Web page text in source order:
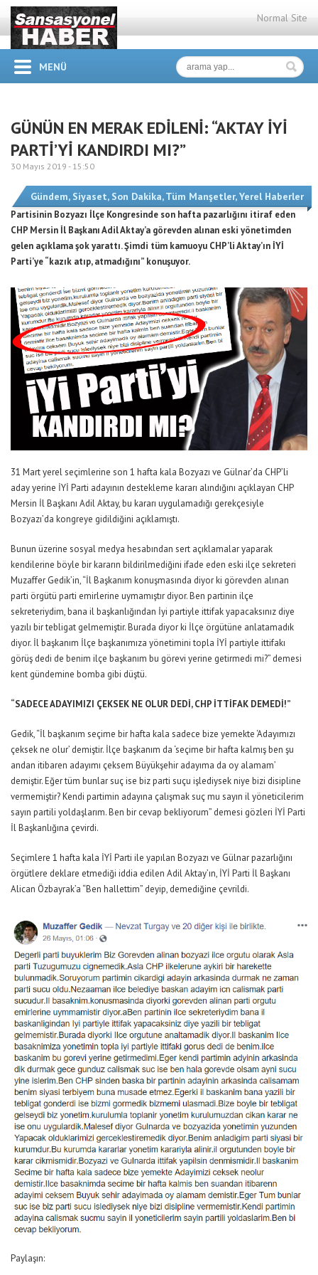
Normal Site
MENÜ
GÜNÜN EN MERAK EDİLENİ: “AKTAY İYİ
PARTİ’Yİ KANDIRDI MI?”
30 Mayıs 2019 - 15:50
Gündem, Siyaset, Son Dakika,Tüm Manşetler,Yerel Haberler
Partisinin Bozyazı İlçe Kongresinde son hafta pazarlığını itiraf eden
CHP Mersin İl Başkanı Adil Aktay’a görevden alınan eski yönetimden
gelen açıklama şok yarattı. Şimdi tüm kamuoyu CHP’li Aktay’ın İYİ
Parti’ye “kazık atıp, atmadığını” konuşuyor.
31 Mart yerel seçimlerine son 1 hafta kala Bozyazı ve Gülnar’da CHP’li
aday yerine İYİ Parti adayının destekleme kararı alındığını açıklayan CHP
Mersin İl Başkanı Adil Aktay, bu kararı uygulamadığı gerekçesiyle
Bozyazı’da kongreye gidildiğini açıklamıştı.
Bunun üzerine sosyal medya hesabından sert açıklamalar yaparak
kendilerine böyle bir kararın bildirilmediğini ifade eden eski ilçe sekreteri
Muzaffer Gedik’in, “İl Başkanım konuşmasında diyor ki görevden alınan
parti örgütü parti emirlerine uymamıştır diyor. Ben partinin ilçe
sekreteriydim, bana il başkanlığından İyi partiyle ittifak yapacaksınız diye
yazılı bir tebligat gelmemiştir. Burada diyor ki İlçe örgütüne anlatamadık
diyor. İl başkanım İlçe başkanımıza yönetimini topla İYİ partiyle ittifakı
görüş dedi de benim ilçe başkanım bu görevi yerine getirmedi mi?” demesi
kent gündemine bomba gibi düştü.
“SADECE ADAYIMIZI ÇEKSEK NE OLUR DEDİ, CHP İTTİFAK DEMEDİ!”
Gedik, “İl başkanım seçime bir hafta kala sadece bize yemekte ‘Adayımızı
çeksek ne olur’ demiştir. İlçe başkanım da ‘seçime bir hafta kalmış ben şu
andan itibaren adayımı çeksem Büyükşehir adayıma da oy alamam’
demiştir. Eğer tüm bunlar suç ise biz parti suçu işlediysek niye bizi disipline
vermemiştir? Kendi partimin adayına çalışmak suç mu sayın il yöneticilerim
sayın partili yoldaşlarım. Ben bir cevap bekliyorum” demesi gözleri İYİ Parti
İl Başkanlığına çevirdi.
Seçimlere 1 hafta kala İYİ Parti ile yapılan Bozyazı ve Gülnar pazarlığını
örgütlere deklare etmediği iddia edilen Adil Aktay’ın, İYİ Parti İl Başkanı
Alican Özbayrak’a “Ben hallettim” deyip, demediğine çevrildi.
Paylaşın: